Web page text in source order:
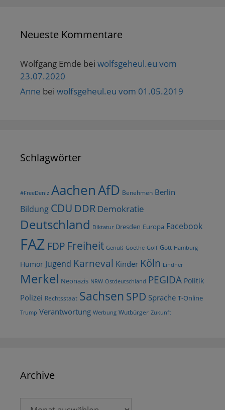
Neueste Kommentare
Wolfgang Emde bei wolfsgeheul.eu vom
23.07.2020
Anne bei wolfsgeheul.eu vom 01.05.2019
Schlagwörter
#FreeDeniz AachenAfD Benehmen Berlin
Bildung CDU DDR Demokratie
Deutschland Diktatur Dresden Europa Facebook
FAZ FDP Freiheit Genuß Goethe Golf Gott Hamburg
Humor Jugend Karneval Kinder Köln Lindner
Merkel Neonazis NRW Ostdeutschland PEGIDA Politik
Polizei Rechtsstaat Sachsen SPD Sprache T-Online
Trump Verantwortung Werbung Wutbürger Zukunft
Archive